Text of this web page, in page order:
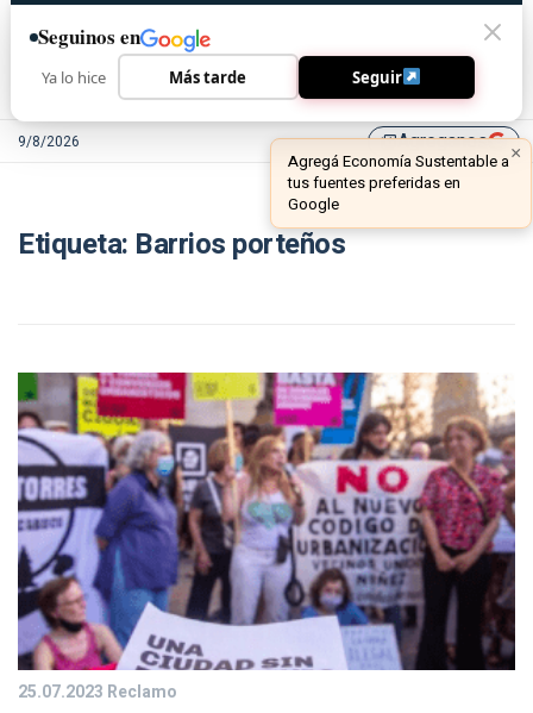
9/8/2026 library_addAgreganos ×
Agregá Economía Sustentable a
tus fuentes preferidas en
Google
Etiqueta: Barrios porteños
25.07.2023 Reclamo
Seguinos en
Ya lo hice Más tarde Seguir